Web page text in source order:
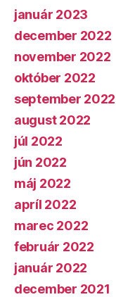
január 2023
december 2022
november 2022
október 2022
september 2022
august 2022
júl 2022
jún 2022
máj 2022
apríl 2022
marec 2022
február 2022
január 2022
december 2021